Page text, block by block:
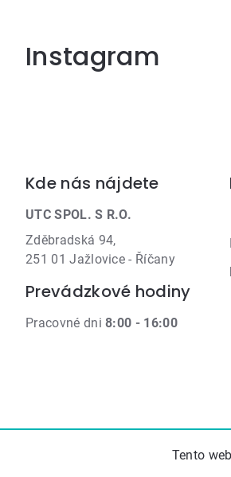
Tento
Instagram
Zápätie
Kde nás nájdete
UTC SPOL. S R.O.
Zděbradská 94,
251 01 Jažlovice - Říčany
Prevádzkové hodiny
Pracovné dni8:00 - 16:00